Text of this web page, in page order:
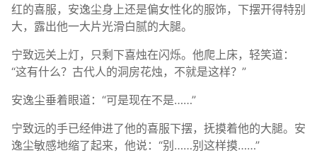
红的喜服，安逸尘身上还是偏女性化的服饰，下摆开得特别
大，露出他一大片光滑白腻的大腿。
宁致远关上灯，只剩下喜烛在闪烁。他爬上床，轻笑道：
“这有什么？古代人的洞房花烛，不就是这样？”
安逸尘垂着眼道：“可是现在不是……”
宁致远的手已经伸进了他的喜服下摆，抚摸着他的大腿。安
逸尘敏感地缩了起来，他说：“别……别这样摸……”